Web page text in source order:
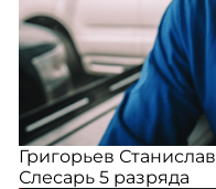
Григорьев Станислав
Слесарь 5 разряда